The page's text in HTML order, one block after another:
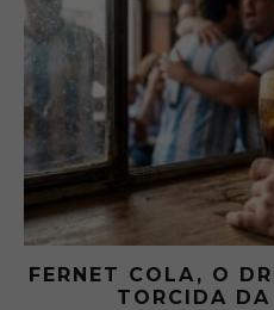
FERNET COLA, O
TORCIDA